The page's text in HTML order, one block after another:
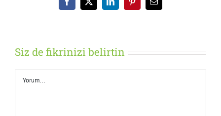
Facebook
X LinkedInPinterest
E-
Siz de fikrinizi belirtin